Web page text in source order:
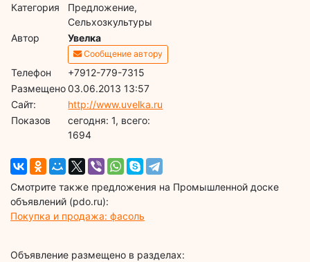
Категория
Предложение,
Сельхозкультуры
Автор
Увелка
Сообщение автору
Телефон
+7912-779-7315
Размещено03.06.2013 13:57
Сайт:
http://www.uvelka.ru
Показов
cегодня: 1, всего:
1694
Смотрите также предложения на Промышленной доске
объявлений (pdo.ru):
Покупка и продажа: фасоль
Объявление размещено в разделах: